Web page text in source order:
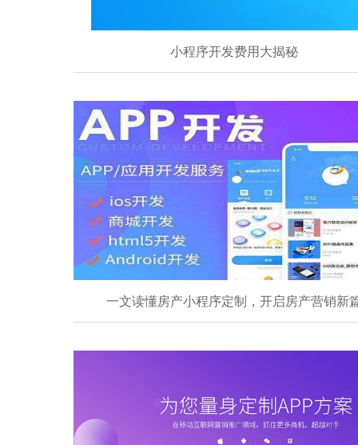
小程序开发费用大揭秘
一文读懂房产小程序定制，开启房产营销新